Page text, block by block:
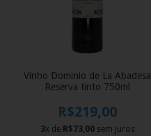
Vinho Dominio de La Abadesa
Reserva tinto 750ml
R$219,00
3x de R$73,00sem juros